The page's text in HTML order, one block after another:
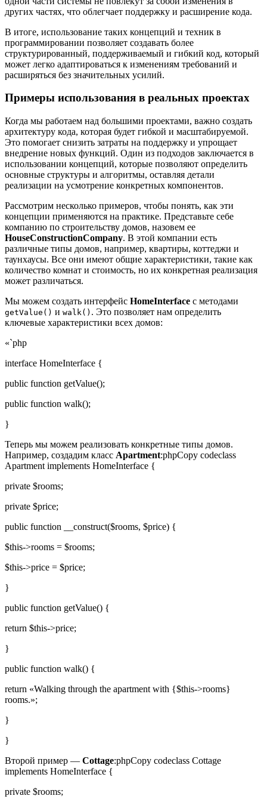
других частях, что облегчает поддержку и расширение кода.
В итоге, использование таких концепций и техник в
программировании позволяет создавать более
структурированный, поддерживаемый и гибкий код, который
может легко адаптироваться к изменениям требований и
расширяться без значительных усилий.
Примеры использования в реальных проектах
Когда мы работаем над большими проектами, важно создать
архитектуру кода, которая будет гибкой и масштабируемой.
Это помогает снизить затраты на поддержку и упрощает
внедрение новых функций. Один из подходов заключается в
использовании концепций, которые позволяют определить
основные структуры и алгоритмы, оставляя детали
реализации на усмотрение конкретных компонентов.
Рассмотрим несколько примеров, чтобы понять, как эти
концепции применяются на практике. Представьте себе
компанию по строительству домов, назовем ее
HouseConstructionCompany. В этой компании есть
различные типы домов, например, квартиры, коттеджи и
таунхаусы. Все они имеют общие характеристики, такие как
количество комнат и стоимость, но их конкретная реализация
может различаться.
Мы можем создать интерфейс HomeInterface с методами
getValue() и walk() . Это позволяет нам определить
ключевые характеристики всех домов:
«`php
interface HomeInterface {
public function getValue();
public function walk();
}
Теперь мы можем реализовать конкретные типы домов.
Например, создадим класс Apartment:phpCopy codeclass
Apartment implements HomeInterface {
private $rooms;
private $price;
public function __construct($rooms, $price) {
$this->rooms = $rooms;
$this->price = $price;
}
public function getValue() {
return $this->price;
}
public function walk() {
return «Walking through the apartment with {$this->rooms}
rooms.»;
}
}
Второй пример — Cottage:phpCopy codeclass Cottage
implements HomeInterface {
private $rooms;